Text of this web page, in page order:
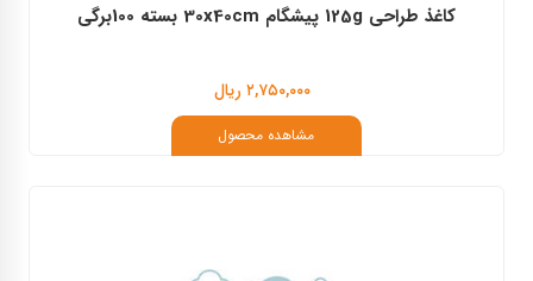
کاغذ طراحی 125g پیشگام 30x40cm بسته 100برگی
۲,۷۵۰,۰۰۰ ریال
مشاهده محصول